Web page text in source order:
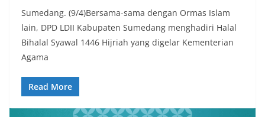
Sumedang. (9/4)Bersama-sama dengan Ormas Islam
lain, DPD LDII Kabupaten Sumedang menghadiri Halal
Bihalal Syawal 1446 Hijriah yang digelar Kementerian
Agama
Read More